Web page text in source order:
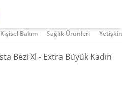
Kişisel Bakım Sağlık Ürünleri